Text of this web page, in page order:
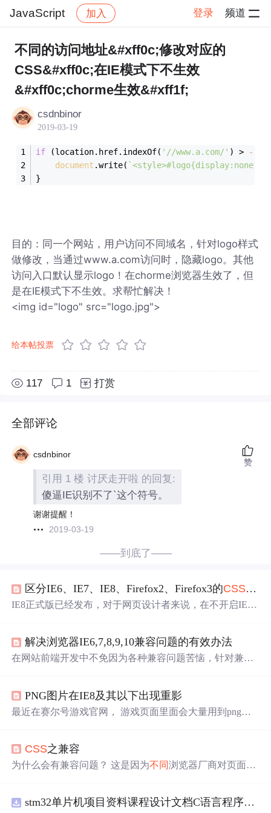
JavaScript 加入 登录 频道
社区 JavaScript 帖子详情
不同的访问地址&#xff0c;修改对应的
CSS&#xff0c;在IE模式下不生效
&#xff0c;chorme生效&#xff1f;
csdnbinor
2019-03-19
if (location.href.indexOf( '//www.a.com/' ) > -1
document .write(
}
目的：同一个网站，用户访问不同域名，针对logo样式
做修改，当通过www.a.com访问时，隐藏logo。其他
访问入口默认显示logo！在chorme浏览器生效了，但
是在IE模式下不生效。求帮忙解决！
<img id="logo" src="logo.jpg">
给本帖投票
117 1 打赏
全部评论
csdnbinor
引用 1 楼 讨厌走开啦 的回复:
傻逼IE识别不了`这个符号。
谢谢提醒！
2019-03-19
赞
——到底了——
区分IE6、IE7、IE8、Firefox2、Firefox3的CSS
IE8正式版已经发布，对于网页设计者来说，在不开启IE8
正确的bug，本站以前提供过一次有关于IE8的Hack，见
《[url=http://www.flywe.net/article/css_div/622.htm]IE6、IE
解决浏览器IE6,7,8,9,10兼容问题的有效办法
在网站前端开发中不免因为各种兼容问题苦恼，针对兼容
代码如下 <!Doctype html> < html xmlns=http://www.w3.org/1
999/xhtmlxmlns:bd=http://www.baidu.com/2010/xbdml&...
PNG图片在IE8及其以下出现重影
最近在赛尔号游戏官网， 游戏页面里面会大量用到png图
在网站查找到解决问题的方案 在需要用到png的样式里
面，加载如下代码filter: progid:DXImageTransform.Microsoft.
CSS之兼容
为什么会有兼容问题？ 这是因为不同浏览器厂商对页面架
k fiefox Gecko safari webkit 引擎有：渲染引擎、JS引擎、V
stm32单片机项目资料课程设计文档C语言程序代码原理图电路PCB实例用单片机制作多路输入电压表